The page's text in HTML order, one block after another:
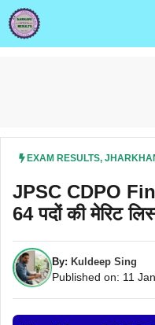
Skip
to
content
EXAM RESULTS,
JPSC CDPO
64 पदों की मेरिट
By: Kuldeep Sing
Published on: 11